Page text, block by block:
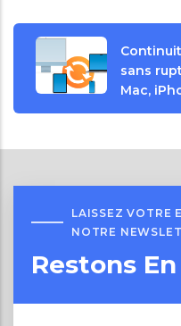
sans
Mac,
LAISSEZ VOTRE
NOTRE
Restons